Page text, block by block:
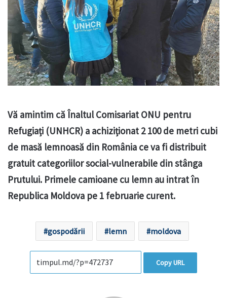
Vă amintim că Înaltul Comisariat ONU pentru
Refugiați (UNHCR) a achiziționat 2 100 de metri cubi
de masă lemnoasă din România ce va fi distribuit
gratuit categoriilor social-vulnerabile din stânga
Prutului. Primele camioane cu lemn au intrat în
Republica Moldova pe 1 februarie curent.
gospodării lemn moldova
Copy URL